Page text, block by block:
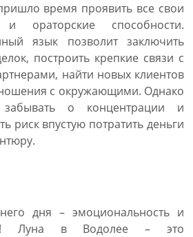
время проявить все свои
и ораторские способности.
язык позволит заключить
построить крепкие связи с
найти новых клиентов
с окружающими. Однако
о концентрации и
риск впустую потратить деньги
дня – эмоциональность и
Луна в Водолее – это